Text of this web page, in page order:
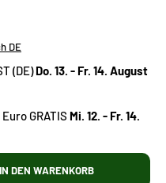
DE
(DE)Do. 13. - Fr. 14. August
GRATIS Mi. 12. - Fr. 14.
IN DEN WARENKORB